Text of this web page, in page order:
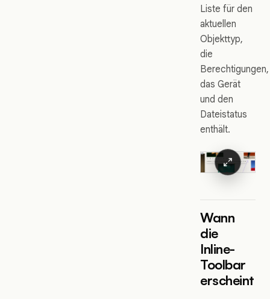
Liste für den
aktuellen
Objekttyp,
die
Berechtigungen,
das Gerät
und den
Dateistatus
enthält.
Wann
die
Inline-
Toolbar
erscheint